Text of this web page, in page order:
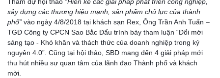
xây dựng các thương hiệu mạnh, sản phẩm chủ lực của thành
phố” vào ngày 4/8/2018 tại khách sạn Rex, Ông Trần Anh Tuấn –
TGĐ Công ty CPCN Sao Bắc Đẩu trình bày tham luận “Đổi mới
sáng tạo - Khó khăn và thách thức của doanh nghiệp trong kỷ
nguyên 4.0”. Cũng tại hội thảo, SBD mang đến 4 giải pháp mới
thu hút nhiều sự quan tâm của lãnh đạo Thành phố và khách
mời.